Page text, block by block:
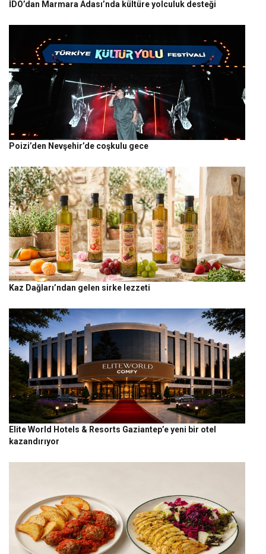
İDO’dan Marmara Adası’nda kültüre yolculuk desteği
Poizi’den Nevşehir’de coşkulu gece
Kaz Dağları’ndan gelen sirke lezzeti
Elite World Hotels & Resorts Gaziantep’e yeni bir otel
kazandırıyor